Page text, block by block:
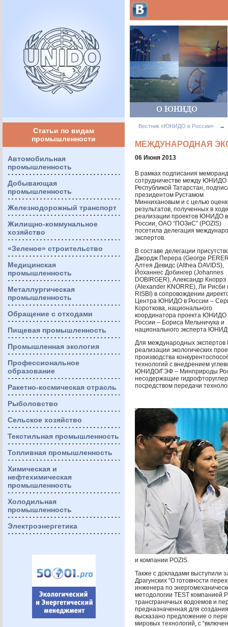
Статьи по видам
промышленности
Автомобильная
промышленность
Добывающая
промышленность
Железнодорожный транспорт
Жилищно-коммунальное
хозяйство
«Зеленое» строительство
Медицинская
промышленность
Металлургическая
промышленность
Обращение с отходами
Пищевая промышленность
Промышленная экология
Профессиональное
образование
Ракетно-космическая отрасль
Рыболовство
Сельское хозяйство
Текстильная промышленность
Топливная промышленность
Химическая и
нефтехимическая
промышленность
Холодильная
промышленность
Электроэнергетика
Вестник «ЮНИДО в России» →
МЕЖДУНАРОДНАЯ
06 Июня 2013
В рамках подписания
сотрудничестве между ЮНИДО
Республикой Татарстан,
президентом Рустамом
Миннихановым и с целью
результатов, полученных в ходе
реализации проектов ЮНИДО в
России, ОАО “ПОЗиС” (POZIS)
посетила делегация
экспертов.
В составе делегации
Джордж Перера (George
Алтея Девидс (Althea DAVIDS),
Йоханнес Добингер (Johannes
DOBIRGER), Александр Кноррэ
(Alexander KNORRE), Ли Рисби
RISBI ) в сопровождении
Центра ЮНИДО в России –
Короткова, национального
координатора проекта ЮНИДО
России – Бориса Мельничука и
национального эксперта
Для международных экспертов
реализации экологических
производства
технологий с внедрением
ЮНИДО/ГЭФ – Минприроды
несодержащие
посредством передачи
и компании POZIS.
Также с докладами выступили
Драгунских “О готовности
инженера по
методологии TEST компанией
трансграничных водоемов и
предназначенная для
высказано предложение о
мировых технологий, с